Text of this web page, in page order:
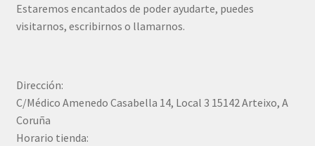
Estaremos encantados de poder ayudarte, puedes
visitarnos, escribirnos o llamarnos.
Dirección:
C/Médico Amenedo Casabella 14, Local 3 15142 Arteixo, A
Coruña
Horario tienda: